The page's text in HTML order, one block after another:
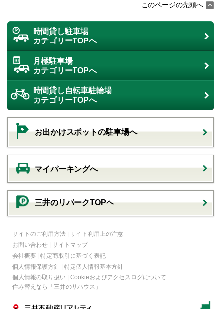
このページの先頭へ
時間貸し駐車場
カテゴリーTOPへ
月極駐車場
カテゴリーTOPへ
時間貸し自転車駐輪場
カテゴリーTOPへ
お出かけスポットの駐車場へ
マイパーキングへ
三井のリパークTOPヘ
サイトのご利用方法 | サイト利用上の注意
お問い合わせ | サイトマップ
会社概要 | 特定商取引に基づく表記
個人情報保護方針 | 特定個人情報基本方針
個人情報の取り扱い | Cookieおよびアクセスログについて
住み替えなら
「三井のリハウス」